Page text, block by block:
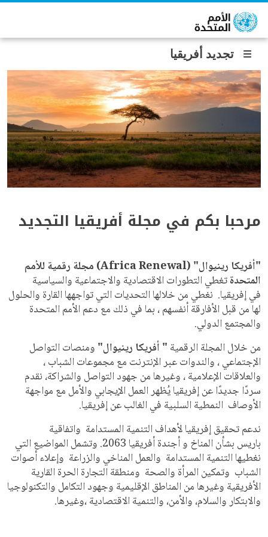
تجاوز إلى المحتوى الرئيسي
تجديد أفريقيا
مرحبا بكم في مجلة أفريقيا التجديد
"أفريكا رينيوال" (Africa Renewal
) مجلة رقمية للأمم
المتحدةتغطي التطورات الاقتصادية والاجتماعية والسياسية
في إفريقيا. نغطي من خلالها التحديات التي تواجهها القارة والحلول
لها من قبل الأفارقة أنفسهم ، بما في ذلك مع دعم الأمم المتحدة
والمجتمع الدولي.
من خلال المجلة الرقمية " أفريكا رينيوال" ومنصات التواصل
الإجتماعي ، والندوات عبر الإنترنت مع مجموعات الشباب ،
والعلاقات الإعلامية ، وغيرها من جهود التواصل والشراكة، نقدم
سردًا جديدًا عن إفريقيا يُظهر العمل الإيجابي والأمل مع مواجهة
الأوصاف النمطية السلبية في الغالب عنإفريقيا.
ندعمتحقيق إفريقيا لأهداف التنمية المستدامة واتفاقية
باريس بشأن المناخ
و أجندة أفريقيا 2063. وتشمل المواضيع التي
نغطيها التنمية المستدامة والعمل المناخي والزراعة وإعلاء أصوات
الشباب وتمكين المرأة والصحة ومنطقة التجارة الحرة القارية
الأفريقية وغيرها من المناطق الإقليمية وجهود التكامل والتكنولوجيا
والابتكار والسلام، والأمن، والتنمية الاقتصادية ،وغيرها.